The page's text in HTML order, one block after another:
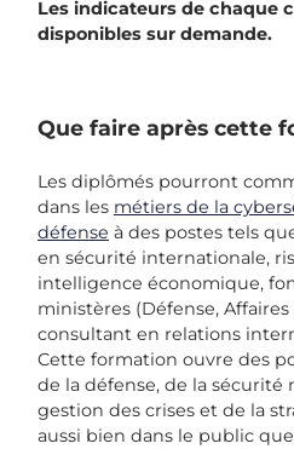
Les indicateurs de chaque
disponibles sur demande.
Que faire après cette
Les diplômés pourront
dans les métiers de la
défense à des postes tels
en sécurité internationale,
intelligence économique,
ministères (Défense,
consultant en relations
Cette formation ouvre des
de la défense, de la sécurité
gestion des crises et de la
aussi bien dans le public